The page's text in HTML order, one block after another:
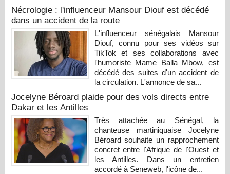
Nécrologie : l'influenceur Mansour Diouf est décédé
dans un accident de la route
L'influenceur sénégalais Mansour
Diouf, connu pour ses vidéos sur
TikTok et ses collaborations avec
l'humoriste Mame Balla Mbow, est
décédé des suites d'un accident de
la circulation. L'annonce de sa...
Jocelyne Béroard plaide pour des vols directs entre
Dakar et les Antilles
Très attachée au Sénégal, la
chanteuse martiniquaise Jocelyne
Béroard souhaite un rapprochement
concret entre l'Afrique de l'Ouest et
les Antilles. Dans un entretien
accordé à Seneweb, l'icône de...